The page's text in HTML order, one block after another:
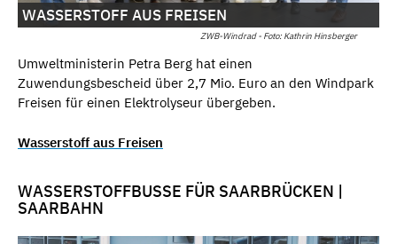
ZWB-Windrad - Foto: Kathrin Hinsberger
WASSERSTOFF AUS FREISEN
Umweltministerin Petra Berg hat einen
Zuwendungsbescheid über 2,7 Mio. Euro an den Windpark
Freisen für einen Elektrolyseur übergeben.
Wasserstoff aus Freisen
WASSERSTOFFBUSSE FÜR SAARBRÜCKEN |
SAARBAHN